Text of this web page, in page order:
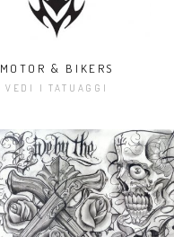
MOTOR & BIKERS
VEDI I TATUAGGI